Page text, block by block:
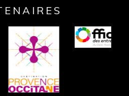
compte
Instagram
vers
le
compte
Linkedin
vers
la
chaîne